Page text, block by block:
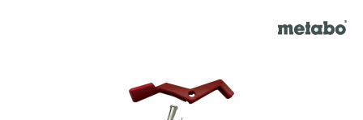
+7 (911) 360-06-14 | +7 (8112) 59-10-67